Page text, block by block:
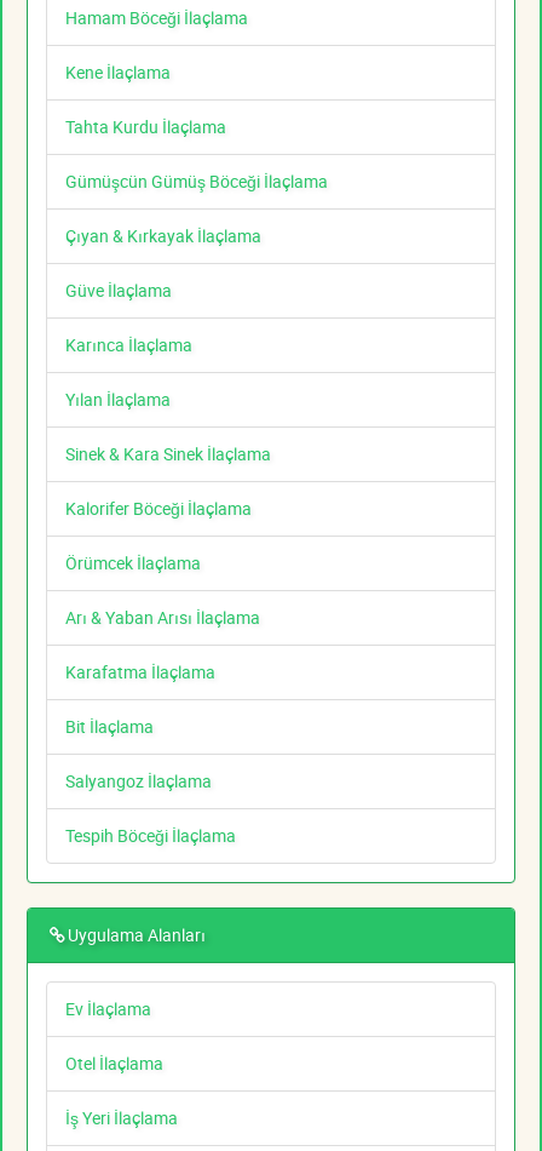
Hamam Böceği İlaçlama
Kene İlaçlama
Tahta Kurdu İlaçlama
Gümüşcün Gümüş Böceği İlaçlama
Çıyan & Kırkayak İlaçlama
Güve İlaçlama
Karınca İlaçlama
Yılan İlaçlama
Sinek & Kara Sinek İlaçlama
Kalorifer Böceği İlaçlama
Örümcek İlaçlama
Arı & Yaban Arısı İlaçlama
Karafatma İlaçlama
Bit İlaçlama
Salyangoz İlaçlama
Tespih Böceği İlaçlama
Uygulama Alanları
Ev İlaçlama
Otel İlaçlama
İş Yeri İlaçlama